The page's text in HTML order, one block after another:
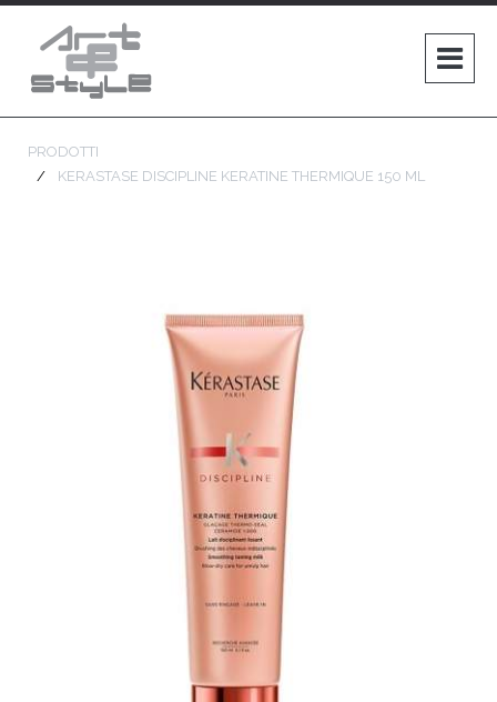
PRODOTTI
KERASTASE DISCIPLINE KERATINE THERMIQUE 150 ML